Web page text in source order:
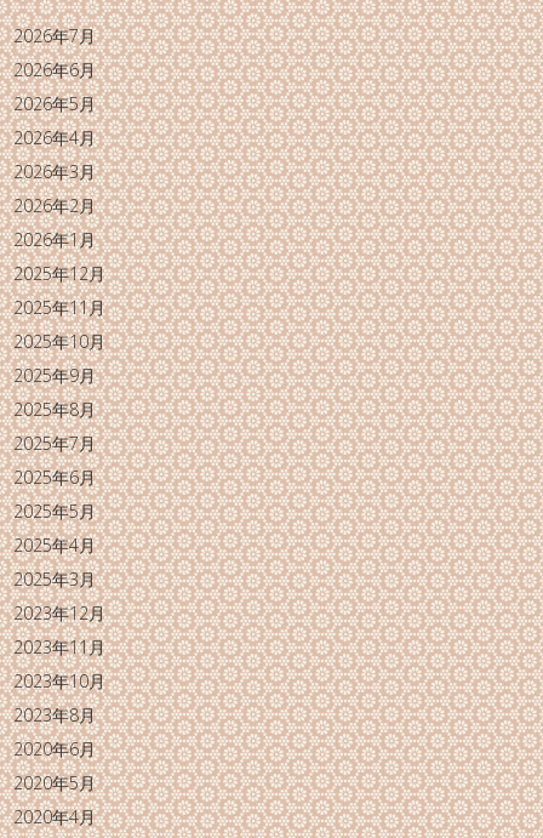
2026年7月
2026年6月
2026年5月
2026年4月
2026年3月
2026年2月
2026年1月
2025年12月
2025年11月
2025年10月
2025年9月
2025年8月
2025年7月
2025年6月
2025年5月
2025年4月
2025年3月
2023年12月
2023年11月
2023年10月
2023年8月
2020年6月
2020年5月
2020年4月